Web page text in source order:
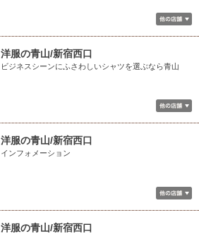
洋服の青山/新宿西口
ビジネスシーンにふさわしいシャツを選ぶなら青山
洋服の青山/新宿西口
インフォメーション
洋服の青山/新宿西口